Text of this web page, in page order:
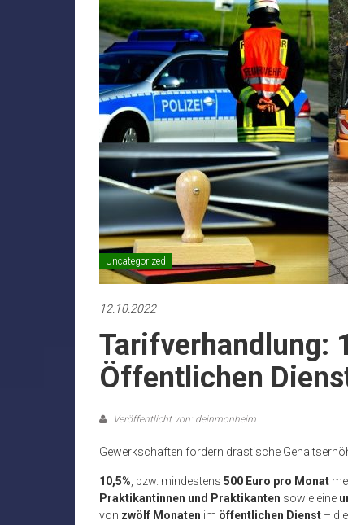
Uncategorized
12.10.2022
Tarifverhandlung:
Öffentlichen
Veröffentlicht von: deinmonheim
Gewerkschaften fordern drastische
10,5% , bzw. mindestens 500 Euro pro Monat
Praktikantinnen und Praktikanten sowie eine
von zwölf Monaten im öffentlichen Dienst –